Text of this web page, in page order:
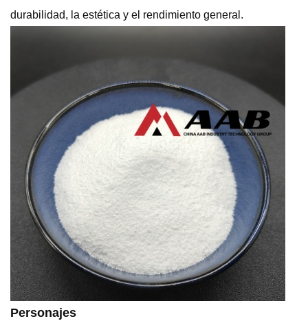
durabilidad, la estética y el rendimiento general.
Personajes